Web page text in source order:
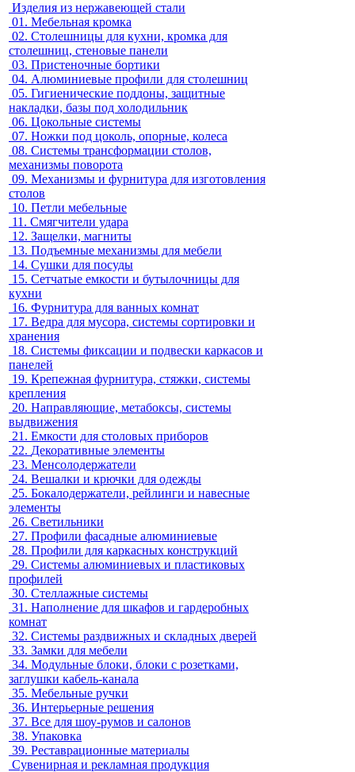
Изделия из нержавеющей стали
01. Мебельная кромка
02. Столешницы для кухни, кромка для
столешниц, стеновые панели
03. Пристеночные бортики
04. Алюминиевые профили для столешниц
05. Гигиенические поддоны, защитные
накладки, базы под холодильник
06. Цокольные системы
07. Ножки под цоколь, опорные, колеса
08. Системы трансформации столов,
механизмы поворота
09. Механизмы и фурнитура для изготовления
столов
10. Петли мебельные
11. Смягчители удара
12. Защелки, магниты
13. Подъемные механизмы для мебели
14. Сушки для посуды
15. Сетчатые емкости и бутылочницы для
кухни
16. Фурнитура для ванных комнат
17. Ведра для мусора, системы сортировки и
хранения
18. Системы фиксации и подвески каркасов и
панелей
19. Крепежная фурнитура, стяжки, системы
крепления
20. Направляющие, метабоксы, системы
выдвижения
21. Емкости для столовых приборов
22. Декоративные элементы
23. Менсолодержатели
24. Вешалки и крючки для одежды
25. Бокалодержатели, рейлинги и навесные
элементы
26. Светильники
27. Профили фасадные алюминиевые
28. Профили для каркасных конструкций
29. Системы алюминиевых и пластиковых
профилей
30. Стеллажные системы
31. Наполнение для шкафов и гардеробных
комнат
32. Системы раздвижных и складных дверей
33. Замки для мебели
34. Модульные блоки, блоки с розетками,
заглушки кабель-канала
35. Мебельные ручки
36. Интерьерные решения
37. Все для шоу-румов и салонов
38. Упаковка
39. Реставрационные материалы
Сувенирная и рекламная продукция